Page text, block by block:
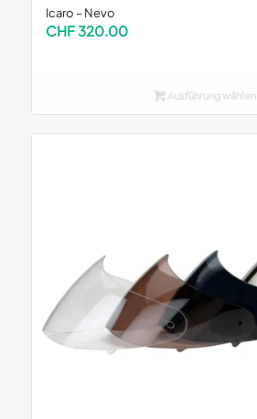
Icaro – Nevo
CHF320.00
Ausführung wählen